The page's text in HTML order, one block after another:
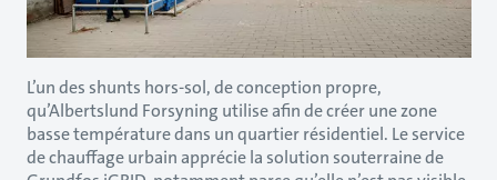
L’un des shunts hors-sol, de conception propre,
qu’Albertslund Forsyning utilise afin de créer une zone
basse température dans un quartier résidentiel. Le service
de chauffage urbain apprécie la solution souterraine de